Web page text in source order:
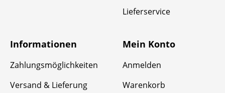
Lieferservice
Informationen
Zahlungsmöglichkeiten
Versand & Lieferung
Mein Konto
Anmelden
Warenkorb